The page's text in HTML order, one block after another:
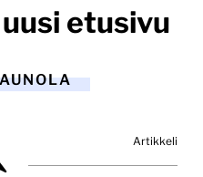
etusivu
Artikkeli